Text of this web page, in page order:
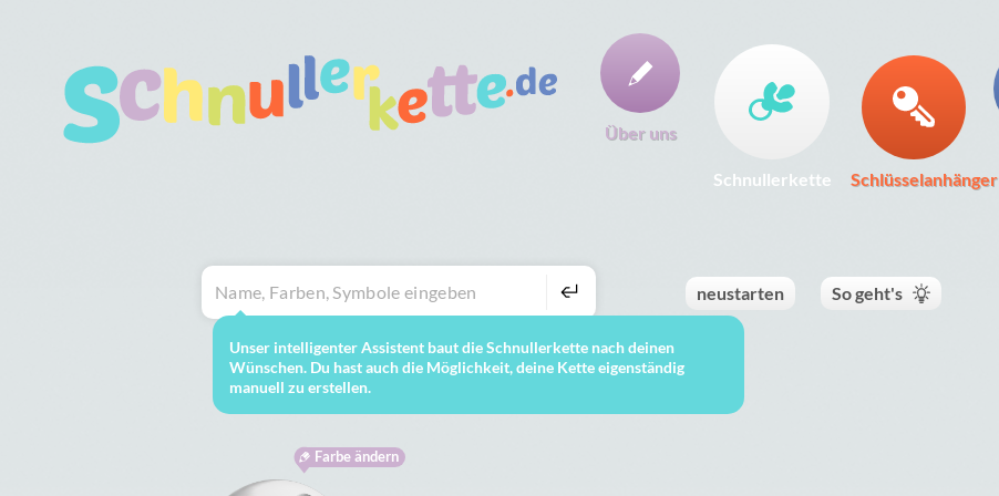
Über uns
Schnullerkette Schlüsselanhänger
Unser intelligenter Assistent baut die Schnullerkette nach deinen
Wünschen. Du hast auch die Möglichkeit, deine Kette eigenständig
manuell zu erstellen.
neustarten So geht's